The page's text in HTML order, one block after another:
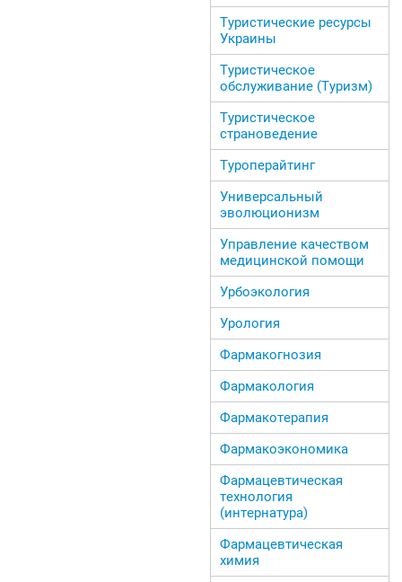
Туристические ресурсы
Украины
Туристическое
обслуживание (Туризм)
Туристическое
страноведение
Туроперайтинг
Универсальный
эволюционизм
Управление качеством
медицинской помощи
Урбоэкология
Урология
Фармакогнозия
Фармакология
Фармакотерапия
Фармакоэкономика
Фармацевтическая
технология
(интернатура)
Фармацевтическая
химия